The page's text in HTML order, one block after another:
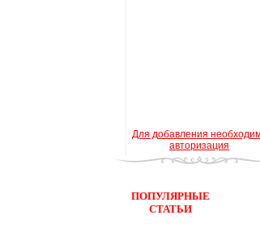
Для добавления
авторизация
ПОПУЛЯРНЫЕ
СТАТЬИ